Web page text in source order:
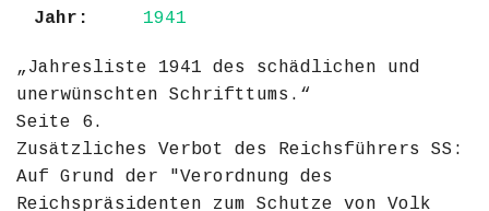
Jahr:
1941
„Jahresliste 1941 des schädlichen und
unerwünschten Schrifttums.“
Seite 6.
Zusätzliches Verbot des Reichsführers SS:
Auf Grund der "Verordnung des
Reichspräsidenten zum Schutze von Volk